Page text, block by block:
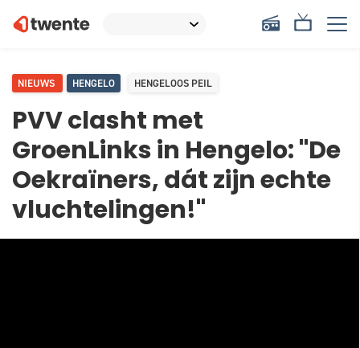
NIEUWS HENGELO HENGELOOS PEIL
PVV clasht met
GroenLinks in Hengelo: "De
Oekraïners, dát zijn echte
vluchtelingen!"